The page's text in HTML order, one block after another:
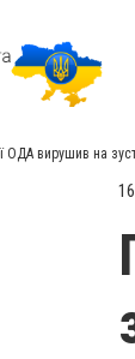
ОДА вирушив на